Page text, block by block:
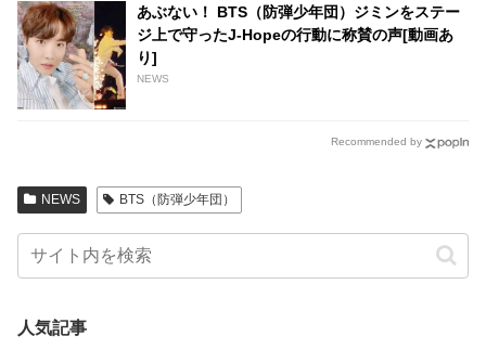
あぶない！ BTS（防弾少年団）ジミンをステー
ジ上で守ったJ-Hopeの行動に称賛の声[動画あ
り]
NEWS
Recommended by
NEWS BTS（防弾少年団）
人気記事